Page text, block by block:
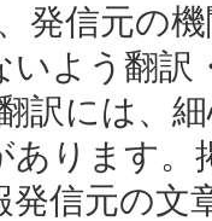
発信元の
いよう翻訳
訳には、
あります。
発信元の文